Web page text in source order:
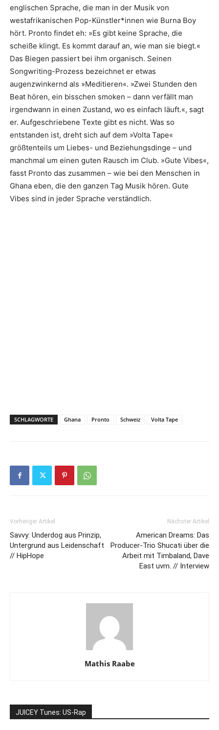
englischen Sprache, die man in der Musik von
westafrikanischen Pop-Künstler*innen wie Burna Boy
hört. Pronto findet eh: »Es gibt keine Sprache, die
scheiße klingt. Es kommt darauf an, wie man sie biegt.«
Das Biegen passiert bei ihm organisch. Seinen
Songwriting-Prozess bezeichnet er etwas
augenzwinkernd als »Meditieren«. »Zwei Stunden den
Beat hören, ein bisschen smoken – dann verfällt man
irgendwann in einen Zustand, wo es einfach läuft.«, sagt
er. Aufgeschriebene Texte gibt es nicht. Was so
entstanden ist, dreht sich auf dem »Volta Tape«
größtenteils um Liebes- und Beziehungsdinge – und
manchmal um einen guten Rausch im Club. »Gute Vibes«,
fasst Pronto das zusammen – wie bei den Menschen in
Ghana eben, die den ganzen Tag Musik hören. Gute
Vibes sind in jeder Sprache verständlich.
SCHLAGWORTE Ghana Pronto Schweiz Volta Tape
Vorheriger Artikel
Savvy: Underdog aus Prinzip,
Untergrund aus Leidenschaft
// HipHope
Nächster Artikel
American Dreams: Das
Producer-Trio Shucati über die
Arbeit mit Timbaland, Dave
East uvm. // Interview
Mathis Raabe
JUICEY Tunes: US-Rap